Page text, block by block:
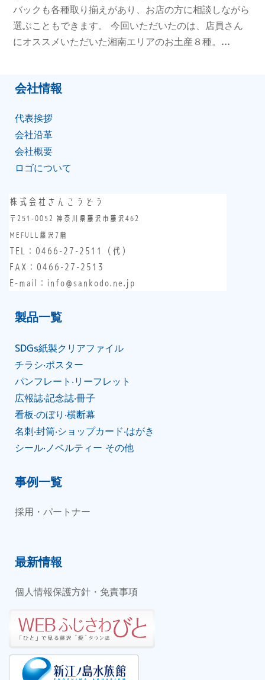
バックも各種取り揃えがあり、お店の方に相談しながら
選ぶこともできます。 今回いただいたのは、店員さん
にオススメいただいた湘南エリアのお土産８種。...
会社情報
代表挨拶
会社沿⾰
会社概要
ロゴについて
株式会社さんこうどう
〒251-0052 神奈川県藤沢市藤沢462
MEFULL藤沢7階
TEL： 0466-27-2511
（代）
FAX：0466-27-2513
E-mail：info@sankodo.ne.jp
製品⼀覧
SDGs紙製クリアファイル
チラシ‧ポスター
パンフレート‧リーフレット
広報誌‧記念誌‧冊⼦
看板‧のぼり‧横断幕
名刺‧封筒‧ショップカード‧はがき
シール‧ノベルティー その他
事例一覧
採用・パートナー
最新情報
個人情報保護方針・免責事項